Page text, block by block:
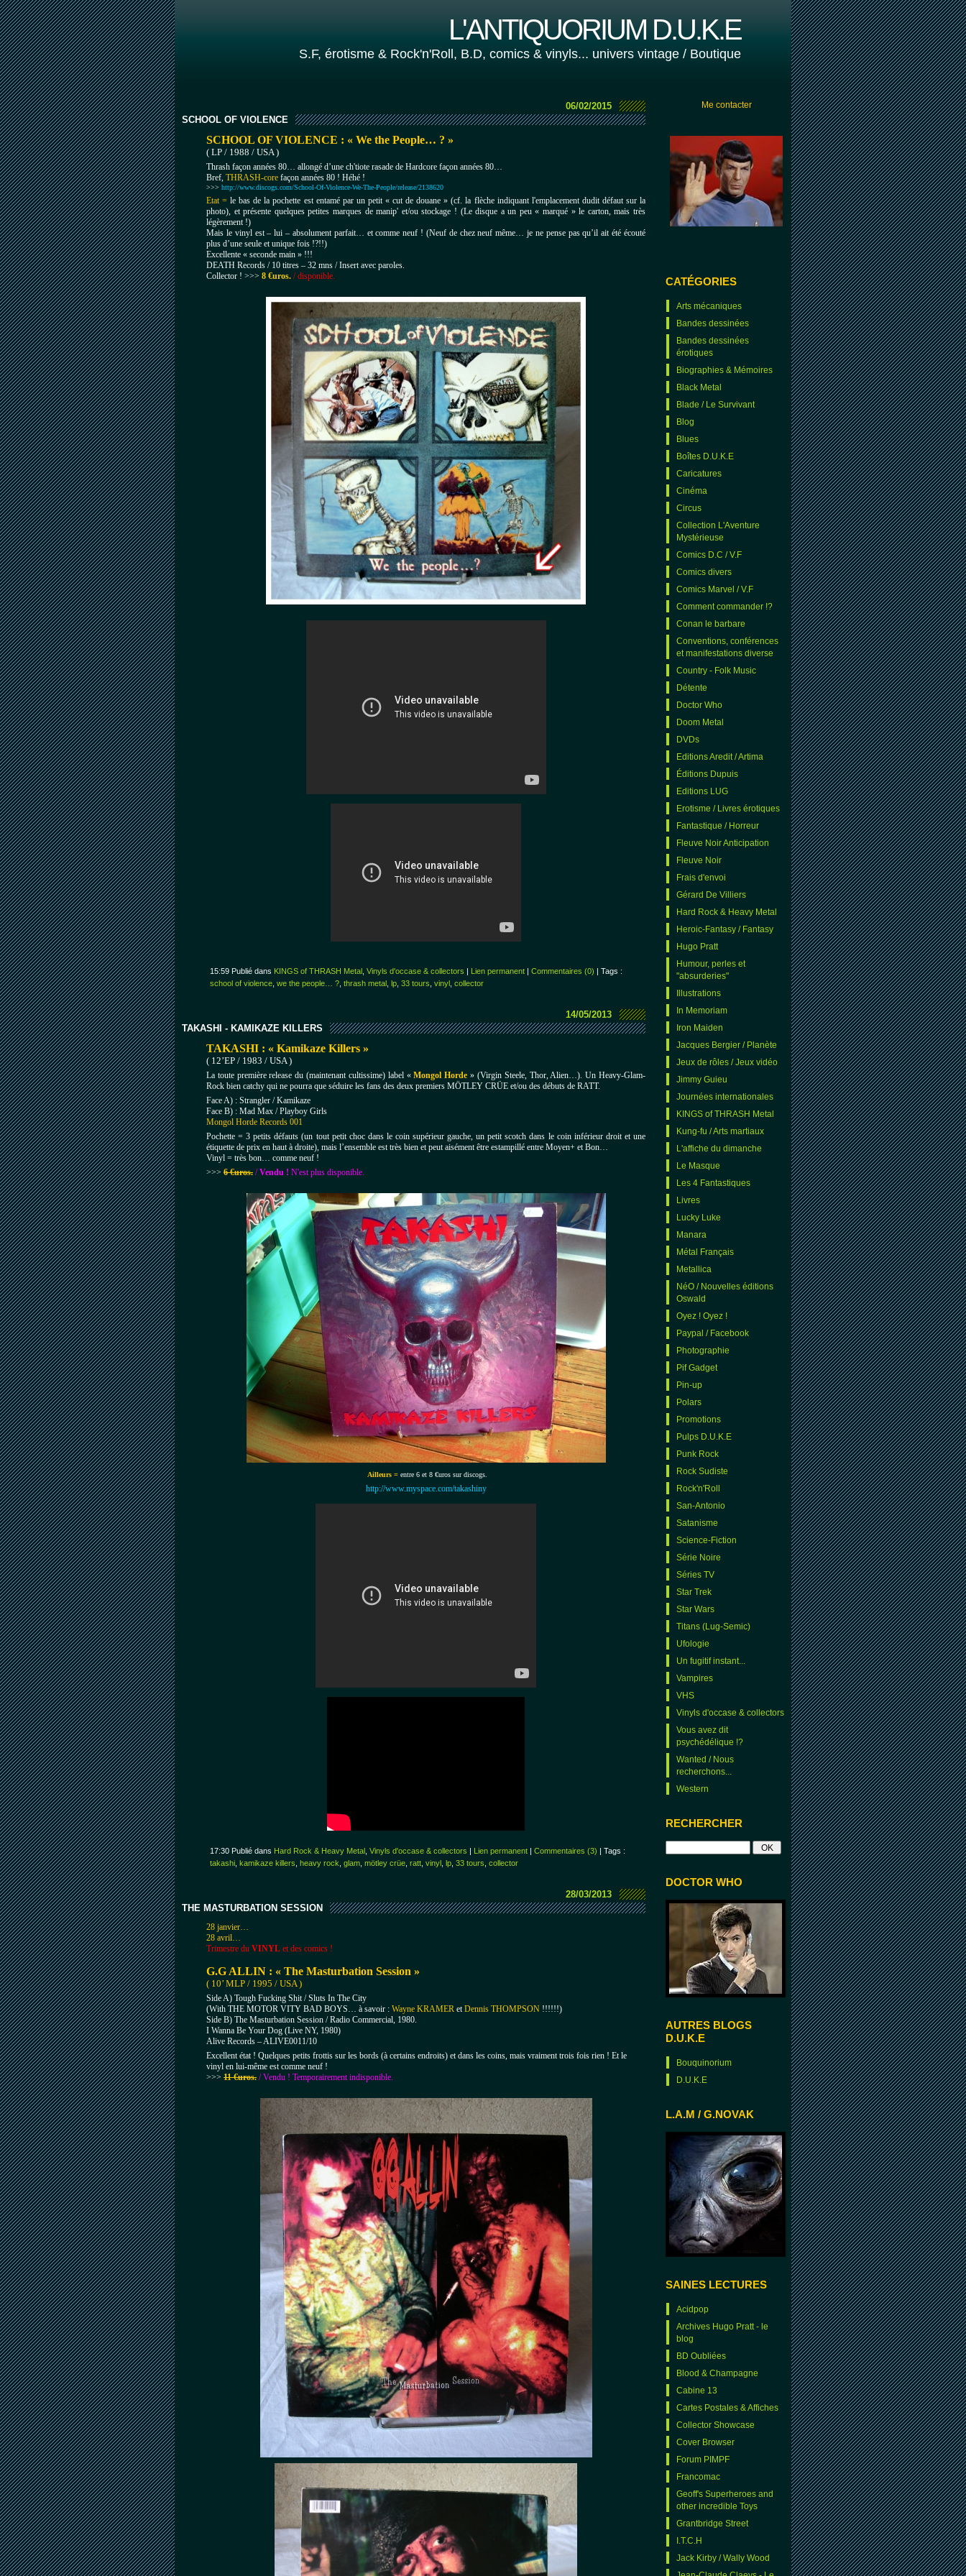
L'ANTIQUORIUM D.U.K.E
S.F, érotisme & Rock'n'Roll, B.D, comics & vinyls... univers vintage / Boutique
Me contacter
CATÉGORIES
Arts mécaniques
Bandes dessinées
Bandes dessinées
érotiques
Biographies & Mémoires
Black Metal
Blade / Le Survivant
Blog
Blues
Boîtes D.U.K.E
Caricatures
Cinéma
Circus
Collection L'Aventure
Mystérieuse
Comics D.C / V.F
Comics divers
Comics Marvel / V.F
Comment commander !?
Conan le barbare
Conventions, conférences
et manifestations diverse
Country - Folk Music
Détente
Doctor Who
Doom Metal
DVDs
Editions Aredit / Artima
Éditions Dupuis
Editions LUG
Erotisme / Livres érotiques
Fantastique / Horreur
Fleuve Noir Anticipation
Fleuve Noir
Frais d'envoi
Gérard De Villiers
Hard Rock & Heavy Metal
Heroic-Fantasy / Fantasy
Hugo Pratt
Humour, perles et
"absurderies"
Illustrations
In Memoriam
Iron Maiden
Jacques Bergier / Planète
Jeux de rôles / Jeux vidéo
Jimmy Guieu
Journées internationales
KINGS of THRASH Metal
Kung-fu / Arts martiaux
L'affiche du dimanche
Le Masque
Les 4 Fantastiques
Livres
Lucky Luke
Manara
Métal Français
Metallica
NéO / Nouvelles éditions
Oswald
Oyez ! Oyez !
Paypal / Facebook
Photographie
Pif Gadget
Pin-up
Polars
Promotions
Pulps D.U.K.E
Punk Rock
Rock Sudiste
Rock'n'Roll
San-Antonio
Satanisme
Science-Fiction
Série Noire
Séries TV
Star Trek
Star Wars
Titans (Lug-Semic)
Ufologie
Un fugitif instant...
Vampires
VHS
Vinyls d'occase & collectors
Vous avez dit
psychédélique !?
Wanted / Nous
recherchons...
Western
RECHERCHER
DOCTOR WHO
AUTRES BLOGS
D.U.K.E
Bouquinorium
D.U.K.E
L.A.M / G.NOVAK
SAINES LECTURES
Acidpop
Archives Hugo Pratt - le
blog
BD Oubliées
Blood & Champagne
Cabine 13
Cartes Postales & Affiches
Collector Showcase
Cover Browser
Forum PIMPF
Francomac
Geoff's Superheroes and
other incredible Toys
Grantbridge Street
I.T.C.H
Jack Kirby / Wally Wood
06/02/2015
SCHOOL OF VIOLENCE
SCHOOL OF VIOLENCE : « We the People… ? »
( LP / 1988 / USA )
Thrash façon années 80… allongé d’une ch'tiote rasade de Hardcore façon années 80…
Bref, THRASH-core façon années 80 ! Héhé !
>>> http://www.discogs.com/School-Of-Violence-We-The-People/release/2138620
Etat = le bas de la pochette est entamé par un petit « cut de douane » (cf. la flèche indiquant l'emplacement dudit défaut sur la
photo), et présente quelques petites marques de manip' et/ou stockage ! (Le disque a un peu « marqué » le carton, mais très
légèrement !)
Mais le vinyl est – lui – absolument parfait… et comme neuf ! (Neuf de chez neuf même… je ne pense pas qu’il ait été écouté
plus d’une seule et unique fois !?!!)
Excellente « seconde main » !!!
DEATH Records / 10 titres – 32 mns / Insert avec paroles.
Collector ! >>> 8 €uros. / disponible.
15:59 Publié dans KINGS of THRASH Metal Vinyls d'occase & collectors | Lien permanent | Commentaires (0) | Tags :
school of violence we the people… ? thrash metal lp 33 tours vinyl collector
14/05/2013
TAKASHI - KAMIKAZE KILLERS
TAKASHI : « Kamikaze Killers »
( 12’EP / 1983 / USA )
La toute première release du (maintenant cultissime) label «Mongol Horde » (Virgin Steele, Thor, Alien…).Un Heavy-Glam-
Rock bien catchy qui ne pourra que séduire les fans des deux premiers MÖTLEY CRÜE et/ou des débuts de RATT.
Face A) : Strangler / Kamikaze
Face B) : Mad Max / Playboy Girls
Mongol Horde Records 001
Pochette = 3 petits défauts (un tout petit choc dans le coin supérieur gauche, un petit scotch dans le coin inférieur droit et une
étiquette de prix en haut à droite), mais l’ensemble est très bien et peut aisément être estampillé entre Moyen+ et Bon…
Vinyl = très bon… comme neuf !
>>> 6 €uros. /Vendu ! N'est plus disponible.
Ailleurs =entre 6 et 8 €uros sur discogs.
http://www.myspace.com/takashiny
17:30 Publié dans Hard Rock & Heavy Metal Vinyls d'occase & collectors | Lien permanent | Commentaires (3) | Tags :
takashi kamikaze killers heavy rock glam mötley crüe ratt vinyl lp 33 tours collector
28/03/2013
THE MASTURBATION SESSION
28 janvier…
28 avril…
Trimestre du VINYL et des comics !
G.G ALLIN : « The Masturbation Session »
( 10’ MLP / 1995 / USA )
Side A) Tough Fucking Shit / Sluts In The City
(With THE MOTOR VITY BAD BOYS… à savoir : Wayne KRAMER et Dennis THOMPSON !!!!!!)
Side B) The Masturbation Session / Radio Commercial, 1980.
I Wanna Be Your Dog (Live NY, 1980)
Alive Records – ALIVE0011/10
Excellent état ! Quelques petits frottis sur les bords (à certains endroits) et dans les coins, mais vraiment trois fois rien ! Et le
vinyl en lui-même est comme neuf !
>>> 11 €uros. / Vendu ! Temporairement indisponible.